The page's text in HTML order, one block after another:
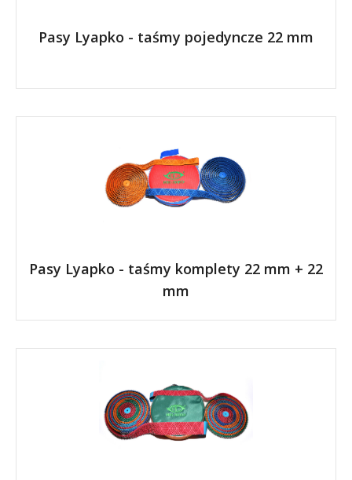
Pasy Lyapko - taśmy pojedyncze 22 mm
Pasy Lyapko - taśmy komplety 22 mm + 22
mm